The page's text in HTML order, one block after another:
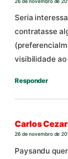
Seria
contratasse
visibilidade
Responder
Carlos Cezar
26 de novembro de
Paysandu